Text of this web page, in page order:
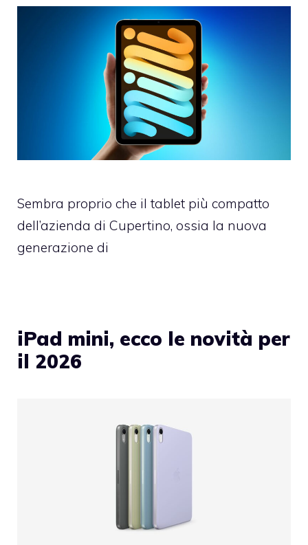
Sembra proprio che il tablet più compatto
dell’azienda di Cupertino, ossia la nuova
generazione di
iPad mini, ecco le novità per
il 2026